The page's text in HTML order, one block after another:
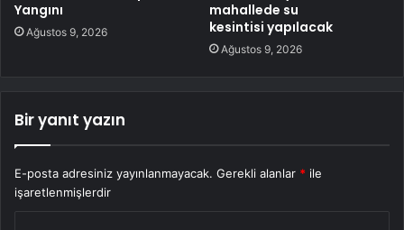
Yangını
Ağustos 9, 2026
mahallede su
kesintisi yapılacak
Ağustos 9, 2026
Bir yanıt yazın
E-posta adresiniz yayınlanmayacak. Gerekli alanlar * ile
işaretlenmişlerdir